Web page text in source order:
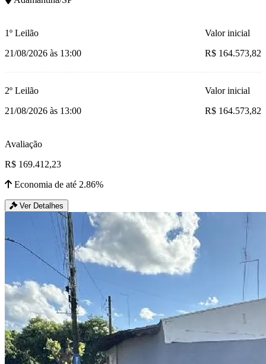
1º Leilão
21/08/2026 às 13:00
Valor inicial
R$ 164.573,82
2º Leilão
21/08/2026 às 13:00
Valor inicial
R$ 164.573,82
Avaliação
R$ 169.412,23
Economia de até 2.86%
Ver Detalhes